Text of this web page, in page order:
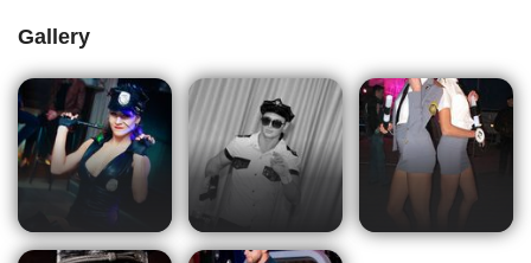
Gallery